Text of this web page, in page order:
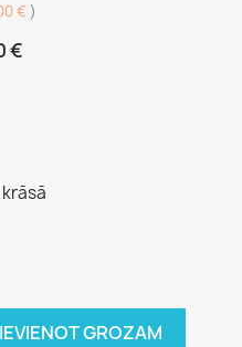
€ )
€
GROZAM